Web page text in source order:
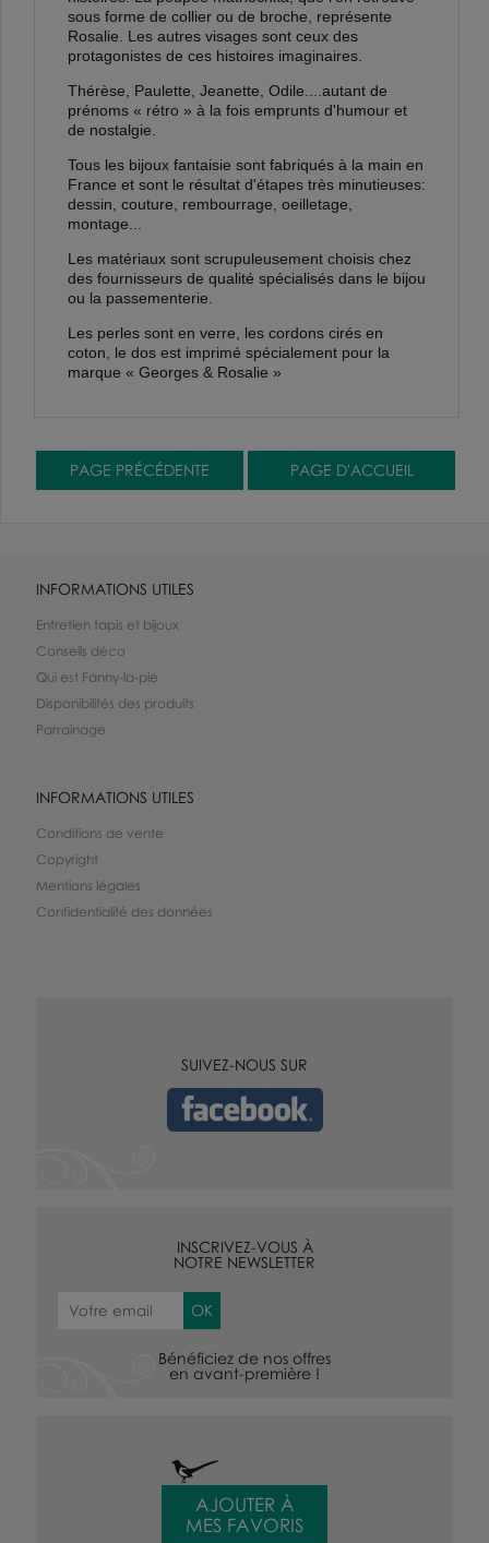
sous forme de collier ou de broche , représente
Rosalie. Les autres visages sont ceux des
protagonistes de ces histoires imaginaires.
Thérèse, Paulette, Jeanette, Odile....autant de
prénoms « rétro » à la fois emprunts d'humour et
de nostalgie.
Tous les bijoux fantaisie sont fabriqués à la main en
France et sont le résultat d'étapes très minutieuses:
dessin, couture, rembourrage, oeilletage,
montage...
Les matériaux sont scrupuleusement choisis chez
des fournisseurs de qualité spécialisés dans le bijou
ou la passementerie.
Les perles sont en verre, les cordons cirés en
coton, le dos est imprimé spécialement pour la
marque « Georges & Rosalie »
INFORMATIONS UTILES
Entretien tapis et bijoux
Conseils déco
Qui est Fanny-la-pie
Disponibilités des produits
Parrainage
INFORMATIONS UTILES
Conditions de vente
Copyright
Mentions légales
Confidentialité des données
SUIVEZ-NOUS SUR
INSCRIVEZ-VOUS À
NOTRE NEWSLETTER
Bénéficiez de nos offres
en avant-première !
AJOUTER À
MES FAVORIS